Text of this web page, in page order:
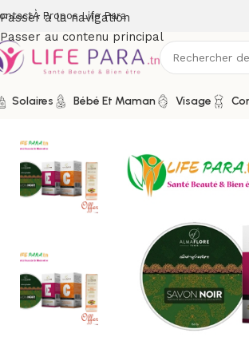
Passer à la navigation
Passer au contenu principal
À Propos Life Para
Solaires Bébé Et Maman Visage
/Boutique /ALMAFLORE